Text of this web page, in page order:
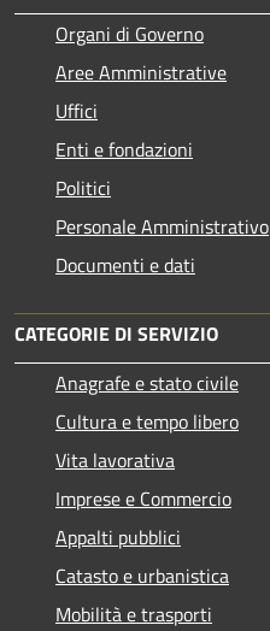
Organi di Governo
Aree Amministrative
Uffici
Enti e fondazioni
Politici
Personale Amministrativo
Documenti e dati
CATEGORIE DI SERVIZIO
Anagrafe e stato civile
Cultura e tempo libero
Vita lavorativa
Imprese e Commercio
Appalti pubblici
Catasto e urbanistica
Mobilità e trasporti